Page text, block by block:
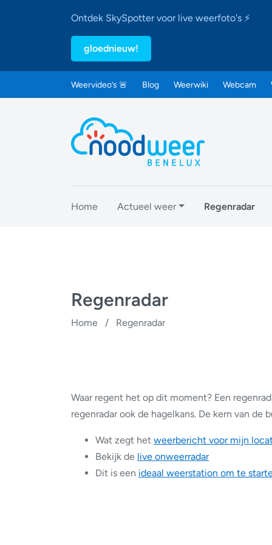
Ontdek SkySpotter voor live weerfoto's ⚡
gloednieuw!
Weervideo’s 🚨 Blog Weerwiki Webcam
Home Actueel weer Regenradar
Regenradar
Home / Regenradar
Waar regent het op dit moment? Een
regenradar ook de hagelkans. De kern van
Wat zegt het weerbericht voor mijn
Bekijk de live onweerradar
Dit is een ideaal weerstation om te